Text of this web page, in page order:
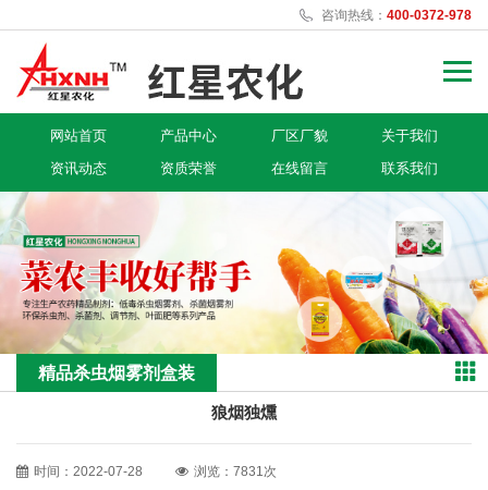
咨询热线： 400-0372-978
网站首页 产品中心 厂区厂貌
关于我们
资讯动态
资质荣誉 在线留言 联系我们
精品杀虫烟雾剂盒装
狼烟独燻
时间：2022-07-28 浏览：7831次